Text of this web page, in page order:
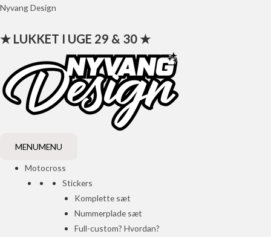
Gå
indholdet
Nyvang Design
★ LUKKET I UGE 29 & 30 ★
MENUMENU
Motocross
Stickers
Komplette sæt
Nummerplade sæt
Full-custom? Hvordan?